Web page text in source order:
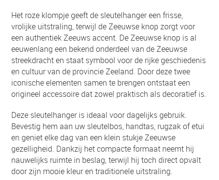
Het roze klompje geeft de sleutelhanger een frisse,
vrolijke uitstraling, terwijl de Zeeuwse knop zorgt voor
een authentiek Zeeuws accent. De Zeeuwse knop is al
eeuwenlang een bekend onderdeel van de Zeeuwse
streekdracht en staat symbool voor de rijke geschiedenis
en cultuur van de provincie Zeeland. Door deze twee
iconische elementen samen te brengen ontstaat een
origineel accessoire dat zowel praktisch als decoratief is.
Deze sleutelhanger is ideaal voor dagelijks gebruik.
Bevestig hem aan uw sleutelbos, handtas, rugzak of etui
en geniet elke dag van een klein stukje Zeeuwse
gezelligheid. Dankzij het compacte formaat neemt hij
nauwelijks ruimte in beslag, terwijl hij toch direct opvalt
door zijn mooie kleur en traditionele uitstraling.